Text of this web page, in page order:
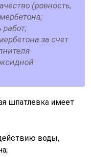
(ровность,
работ;
за счет
шпатлевка имеет
воды,